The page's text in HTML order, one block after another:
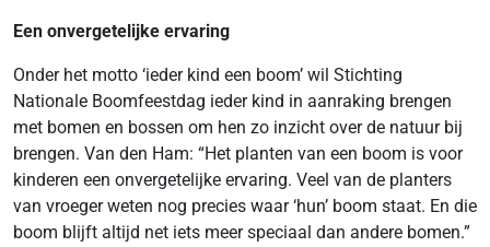
Een onvergetelijke ervaring
Onder het motto ‘ieder kind een boom’ wil Stichting
Nationale Boomfeestdag ieder kind in aanraking brengen
met bomen en bossen om hen zo inzicht over de natuur bij
brengen. Van den Ham: “Het planten van een boom is voor
kinderen een onvergetelijke ervaring. Veel van de planters
van vroeger weten nog precies waar ‘hun’ boom staat. En die
boom blijft altijd net iets meer speciaal dan andere bomen.”